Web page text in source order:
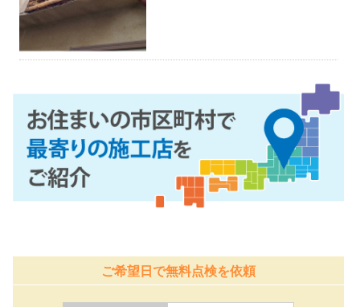
ご希望日で無料点検を依頼